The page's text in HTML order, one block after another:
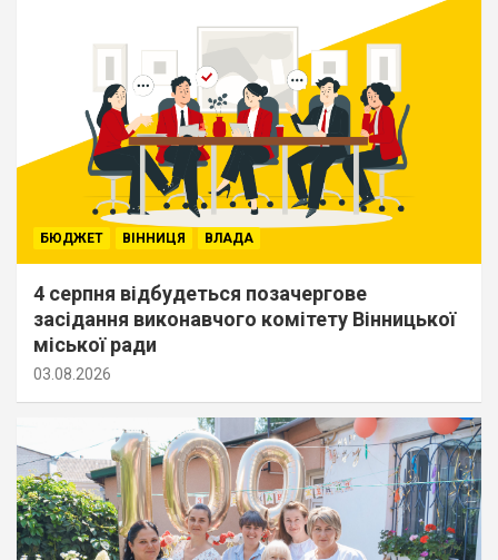
БЮДЖЕТ ВІННИЦЯ ВЛАДА
4 серпня відбудеться позачергове
засідання виконавчого комітету Вінницької
міської ради
03.08.2026